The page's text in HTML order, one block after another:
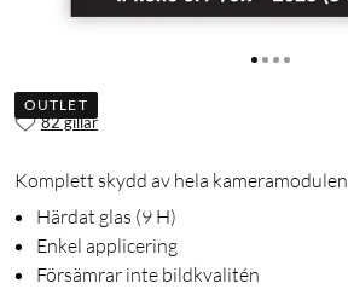
OUTLET
82 gillar
Komplett skydd av hela kameramodulen
Härdat glas (9 H)
Enkel applicering
Försämrar inte bildkvalitén